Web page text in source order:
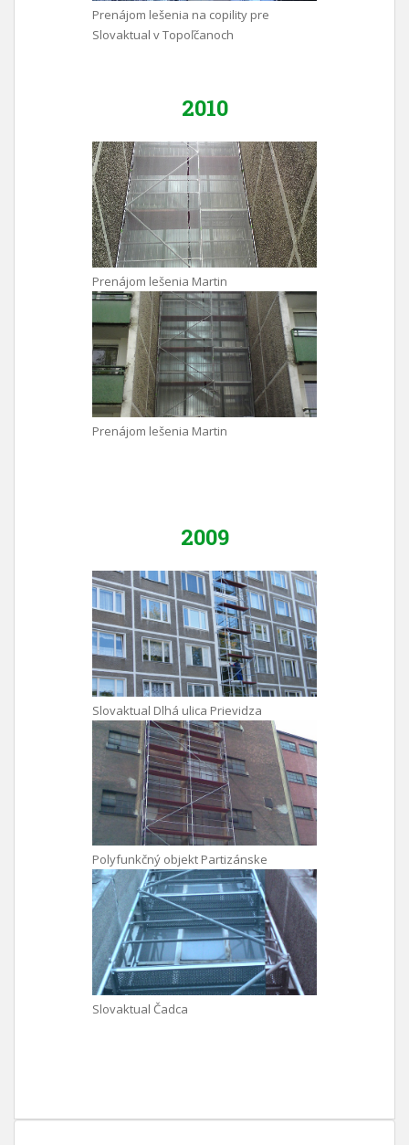
Prenájom lešenia na copility pre
Slovaktual v Topoľčanoch
2010
Prenájom lešenia Martin
Prenájom lešenia Martin
2009
Slovaktual Dlhá ulica Prievidza
Polyfunkčný objekt Partizánske
Slovaktual Čadca